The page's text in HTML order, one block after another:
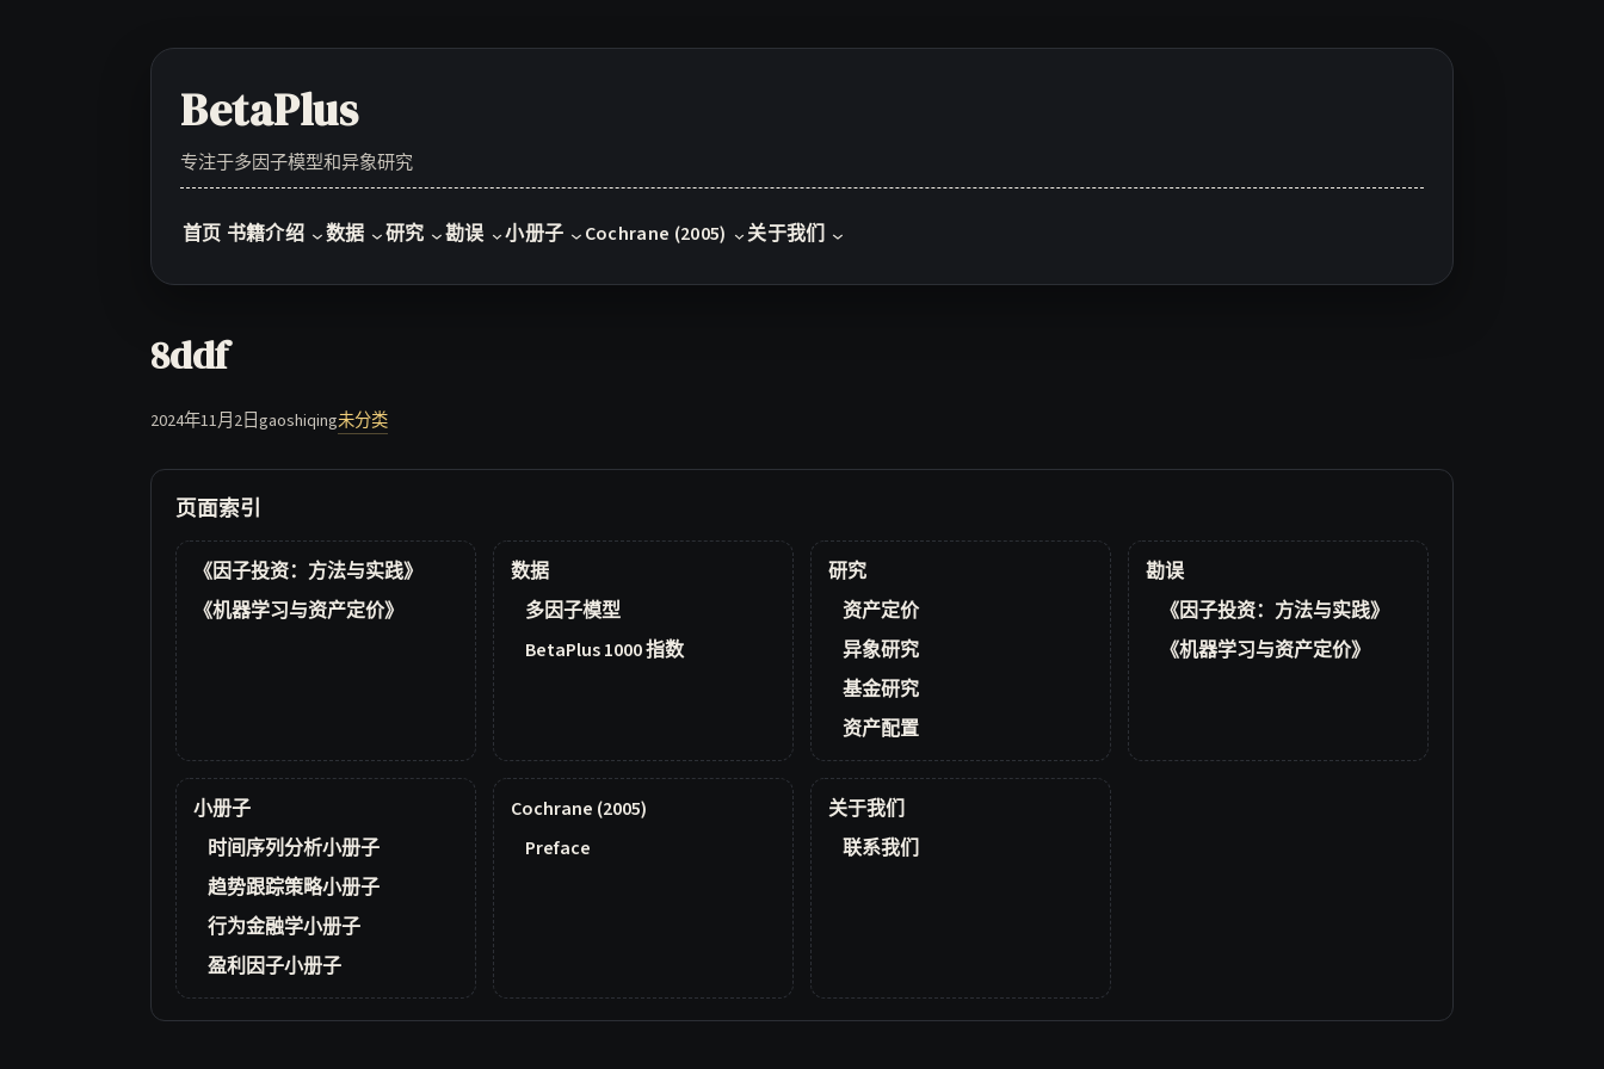
BetaPlus
专注于多因子模型和异象研究
首页 书籍介绍 数据 研究 勘误 小册子 Cochrane (2005) 关于我们
8ddf
2024年11月2日gaoshiqing未分类
页面索引
《因子投资：方法与实践》
《机器学习与资产定价》
数据
多因子模型
BetaPlus 1000 指数
研究
资产定价
异象研究
基金研究
资产配置
勘误
《因子投资：方法与实践》
《机器学习与资产定价》
小册子
时间序列分析小册子
趋势跟踪策略小册子
行为金融学小册子
盈利因子小册子
Cochrane (2005)
Preface
关于我们
联系我们